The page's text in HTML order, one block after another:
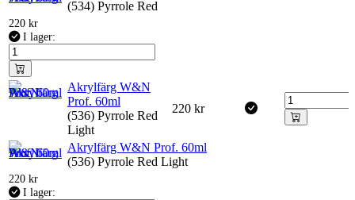
(534) Pyrrole Red
220 kr
I lager:
Akrylfärg W&N
Prof. 60ml
(536) Pyrrole Red
Light
220 kr
Akrylfärg W&N Prof. 60ml
(536) Pyrrole Red Light
220 kr
I lager: